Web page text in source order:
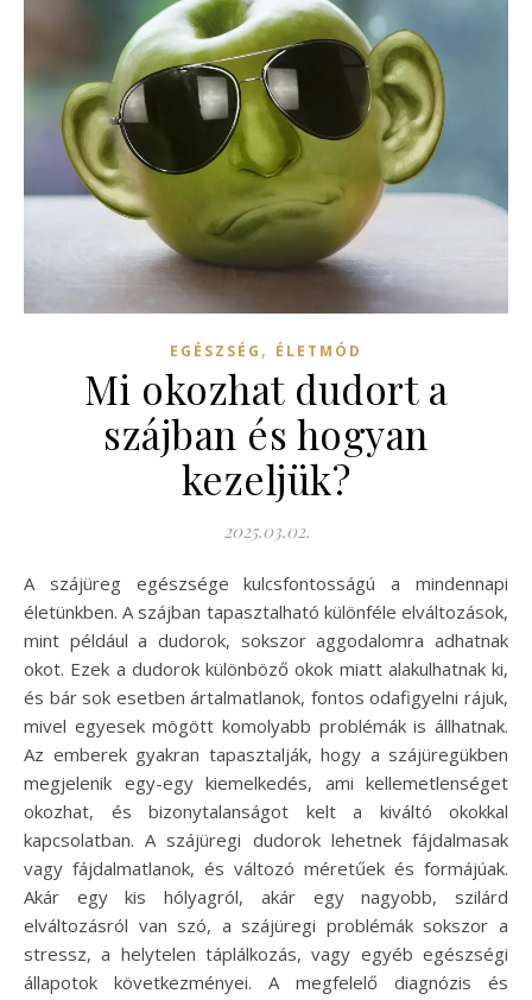
EGÉSZSÉG , ÉLETMÓD
Mi okozhat dudort a
szájban és hogyan
kezeljük?
2025.03.02.
A szájüreg egészsége kulcsfontosságú a mindennapi
életünkben. A szájban tapasztalható különféle elváltozások,
mint például a dudorok, sokszor aggodalomra adhatnak
okot. Ezek a dudorok különböző okok miatt alakulhatnak ki,
és bár sok esetben ártalmatlanok, fontos odafigyelni rájuk,
mivel egyesek mögött komolyabb problémák is állhatnak.
Az emberek gyakran tapasztalják, hogy a szájüregükben
megjelenik egy-egy kiemelkedés, ami kellemetlenséget
okozhat, és bizonytalanságot kelt a kiváltó okokkal
kapcsolatban. A szájüregi dudorok lehetnek fájdalmasak
vagy fájdalmatlanok, és változó méretűek és formájúak.
Akár egy kis hólyagról, akár egy nagyobb, szilárd
elváltozásról van szó, a szájüregi problémák sokszor a
stressz, a helytelen táplálkozás, vagy egyéb egészségi
állapotok következményei. A megfelelő diagnózis és